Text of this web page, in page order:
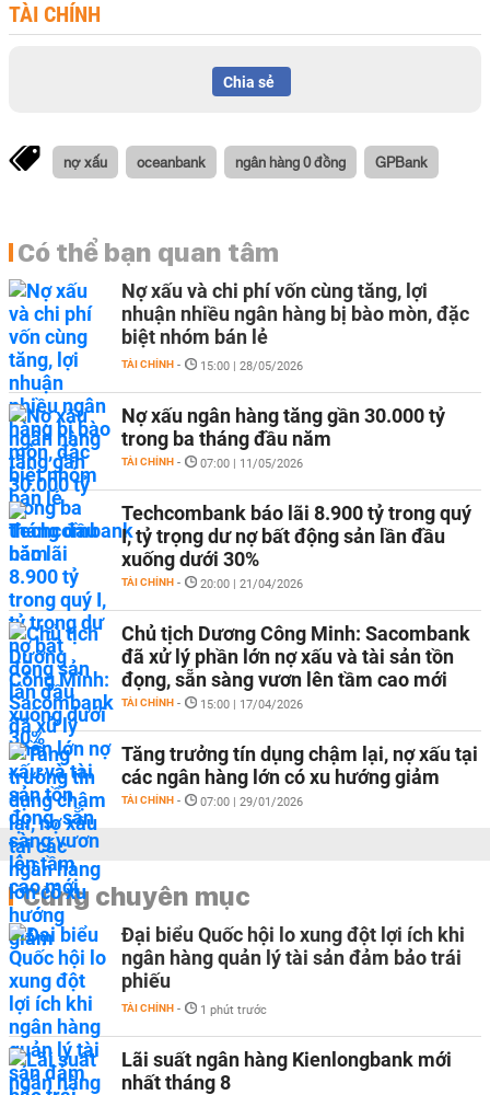
TÀI CHÍNH
Chia sẻ
nợ xấu oceanbank ngân hàng 0 đồng GPBank
Có thể bạn quan tâm
Nợ xấu và chi phí vốn cùng tăng, lợi
nhuận nhiều ngân hàng bị bào mòn, đặc
biệt nhóm bán lẻ
TÀI CHÍNH - 15:00 | 28/05/2026
Nợ xấu ngân hàng tăng gần 30.000 tỷ
trong ba tháng đầu năm
TÀI CHÍNH - 07:00 | 11/05/2026
Techcombank báo lãi 8.900 tỷ trong quý
I, tỷ trọng dư nợ bất động sản lần đầu
xuống dưới 30%
TÀI CHÍNH - 20:00 | 21/04/2026
Chủ tịch Dương Công Minh: Sacombank
đã xử lý phần lớn nợ xấu và tài sản tồn
đọng, sẵn sàng vươn lên tầm cao mới
TÀI CHÍNH - 15:00 | 17/04/2026
Tăng trưởng tín dụng chậm lại, nợ xấu tại
các ngân hàng lớn có xu hướng giảm
TÀI CHÍNH - 07:00 | 29/01/2026
Cùng chuyên mục
Đại biểu Quốc hội lo xung đột lợi ích khi
ngân hàng quản lý tài sản đảm bảo trái
phiếu
TÀI CHÍNH - 1 phút trước
Lãi suất ngân hàng Kienlongbank mới
nhất tháng 8